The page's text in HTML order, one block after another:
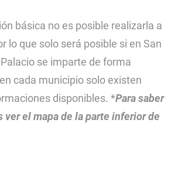
básica no es posible realizarla a
lo que solo será posible si en San
se imparte de forma
cada municipio solo existen
disponibles. *Para saber
ver el mapa de la parte inferior de